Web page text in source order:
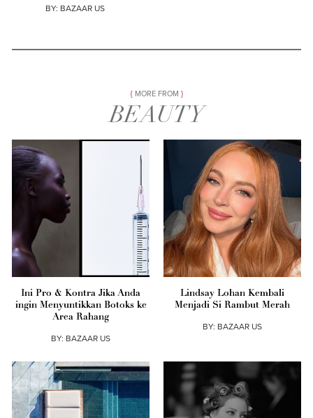
BY: BAZAAR US
MORE FROM
BEAUTY
Ini Pro & Kontra Jika Anda
ingin Menyuntikkan Botoks ke
Area Rahang
BY: BAZAAR US
Lindsay Lohan Kembali
Menjadi Si Rambut Merah
BY: BAZAAR US